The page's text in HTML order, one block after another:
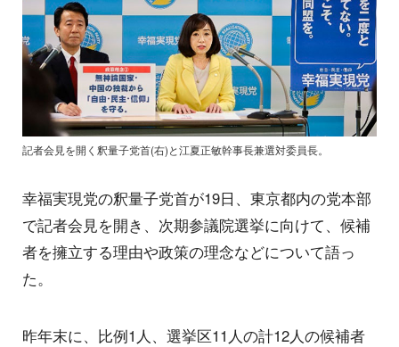
記者会見を開く釈量子党首(右)と江夏正敏幹事長兼選対委員長。
幸福実現党の釈量子党首が19日、東京都内の党本部
で記者会見を開き、次期参議院選挙に向けて、候補
者を擁立する理由や政策の理念などについて語っ
た。
昨年末に、比例1人、選挙区11人の計12人の候補者